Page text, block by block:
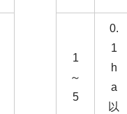
1
～
5
0.
1
h
a
以